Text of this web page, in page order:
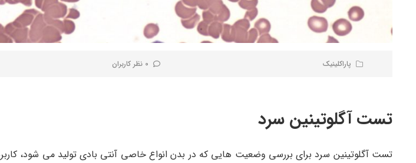
پاراکلینیک 0 نظر کاربران
تست آگلوتینین سرد
تست آگلوتینین سرد برای بررسی وضعیت هایی که در بدن انواع خاصی آنتی بادی تولید می شود،